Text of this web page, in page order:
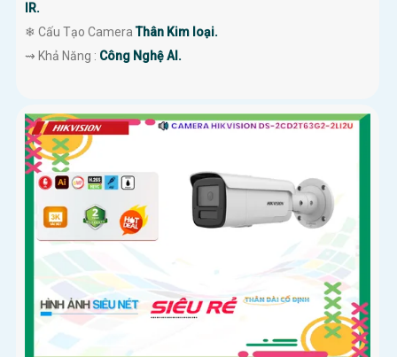
IR.
❄ Cấu Tạo CameraThân Kim loại.
️⇝ Khả Năng : Công Nghệ AI.